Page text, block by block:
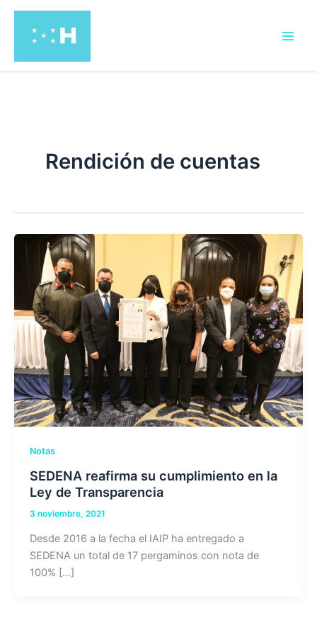
contenido
Rendición de cuentas
Notas
SEDENA reafirma su cumplimiento en la
Ley de Transparencia
3 noviembre, 2021
Desde 2016 a la fecha el IAIP ha entregado a
SEDENA un total de 17 pergaminos con nota de
100% […]